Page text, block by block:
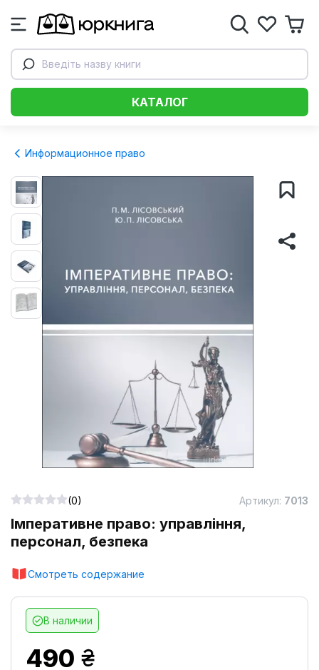
Введіть назву книги
КАТАЛОГ
Информационное право
Імперативне право: управління,
персонал, безпека
Смотреть содержание
(0) Артикул: 7013
В наличии
490 грн.